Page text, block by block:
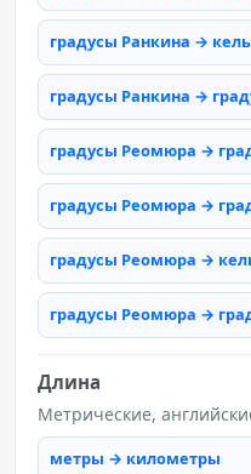
градусы Ранкина →
градусы Ранкина →
градусы Реомюра →
градусы Реомюра →
градусы Реомюра →
градусы Реомюра →
Длина
Метрические,
метры → километры